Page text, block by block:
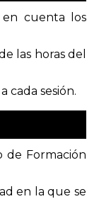
en cuenta los
las horas del
cada sesión.
de Formación
en la que se